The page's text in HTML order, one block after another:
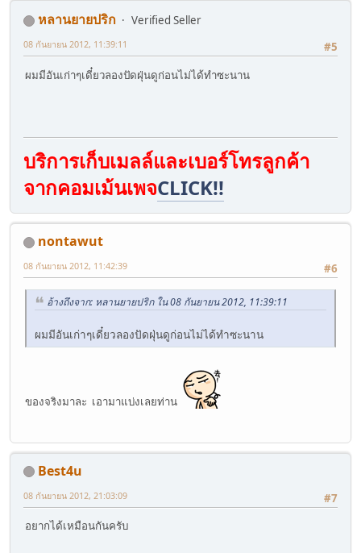
หลานยายปริก
Verified Seller
#5
08 กันยายน 2012, 11:39:11
ผมมีอันเก่าๆเดี๋ยวลองปัดฝุ่นดูก่อนไม่ได้ทำซะนาน
บริการเก็บเมลล์และเบอร์โทรลูกค้า
จากคอมเม้นเพจCLICK!!
nontawut
#6
08 กันยายน 2012, 11:42:39
อ้างถึงจาก: หลานยายปริก ใน 08 กันยายน 2012, 11:39:11
ผมมีอันเก่าๆเดี๋ยวลองปัดฝุ่นดูก่อนไม่ได้ทำซะนาน
ของจริงมาละ เอามาแบ่งเลยท่าน
Best4u
#7
08 กันยายน 2012, 21:03:09
อยากได้เหมือนกันครับ